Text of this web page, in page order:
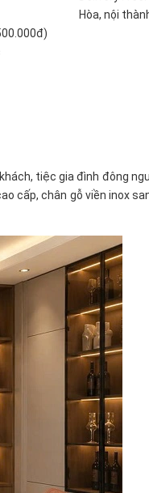
Hòa, nội
tiệc gia đình đông
cấp, chân gỗ viền inox